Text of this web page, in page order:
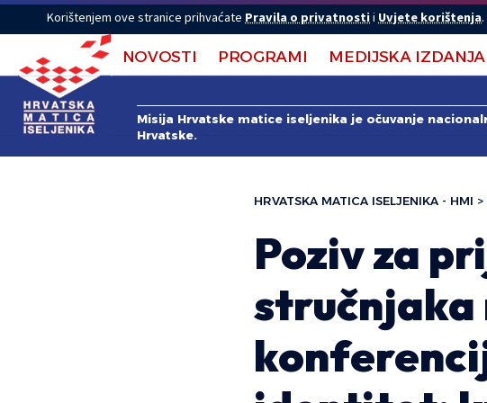
Korištenjem ove stranice prihvaćate Pravila o privatnostii Uvjete korištenja.
NOVOSTI PROGRAMI MEDIJSKA IZDANJA
Misija Hrvatske matice iseljenika je očuvanje
Hrvatske.
HRVATSKA MATICA ISELJENIKA - HMI >
Poziv za
stručnjaka